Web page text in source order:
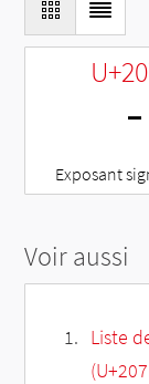
⁻
Exposant
Voir aussi
Liste